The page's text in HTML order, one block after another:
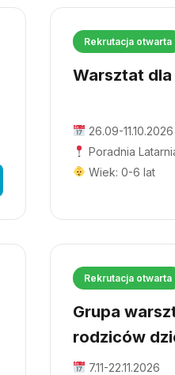
Rekrutacja otwarta
Warsztat
26.09-11.10.2026
Poradnia
Wiek: 0-6 lat
Rekrutacja otwarta
Grupa
rodziców
7.11-22.11.2026